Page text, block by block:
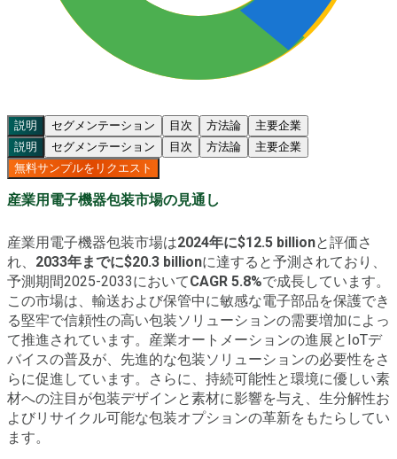
説明 セグメンテーション 目次 方法論
主要企業
説明
セグメンテーション 目次 方法論
主要企業
無料サンプルをリクエスト
産業用電子機器包装市場の見通し
産業用電子機器包装市場は2024年に$12.5 billionと評価さ
れ、 2033年までに$20.3 billionに達すると予測されており、
予測期間2025-2033においてCAGR 5.8%で成長しています。
この市場は、輸送および保管中に敏感な電子部品を保護でき
る堅牢で信頼性の高い包装ソリューションの需要増加によっ
て推進されています。産業オートメーションの進展とIoTデ
バイスの普及が、先進的な包装ソリューションの必要性をさ
らに促進しています。さらに、持続可能性と環境に優しい素
材への注目が包装デザインと素材に影響を与え、生分解性お
よびリサイクル可能な包装オプションの革新をもたらしてい
ます。